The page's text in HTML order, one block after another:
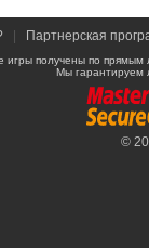
Партнерская
игры получены по
Мы гарантируем
©